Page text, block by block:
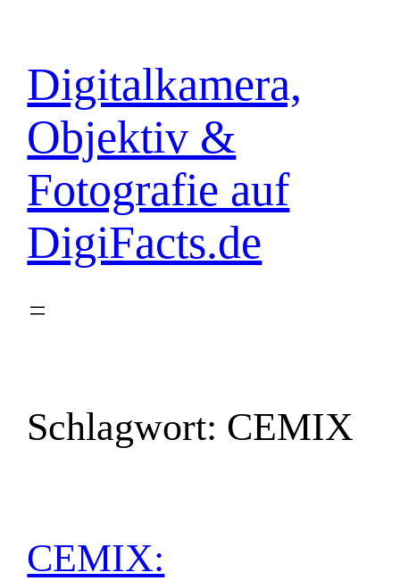
springen
Digitalkamera,
Objektiv &
Fotografie auf
DigiFacts.de
Schlagwort: CEMIX
CEMIX: